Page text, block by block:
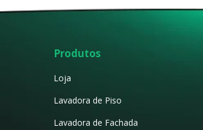
Produtos
Loja
Lavadora de Piso
Lavadora de Fachada